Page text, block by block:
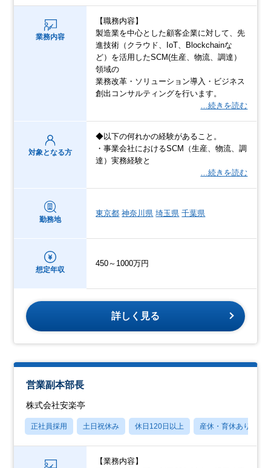
業務内容
【職務内容】
製造業を中心とした顧客企業に対して、先
進技術（クラウド、IoT、Blockchainな
ど）を活用したSCM(生産、物流、調達）
領域の
業務改革・ソリューション導入・ビジネス
創出コンサルティングを行います。
…続きを読む
対象となる方
◆以下の何れかの経験があること。
・事業会社におけるSCM（生産、物流、調
達）実務経験と
…続きを読む
勤務地
東京都 神奈川県 埼玉県 千葉県
想定年収
450～1000万円
詳しく見る
営業副本部長
株式会社安楽亭
正社員採用 土日祝休み 休日120日以上 産休・育休あり
【業務内容】